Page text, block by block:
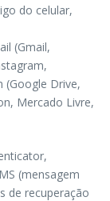
do celular,
(Gmail,
(Google Drive,
Mercado Livre,
(mensagem
de recuperação